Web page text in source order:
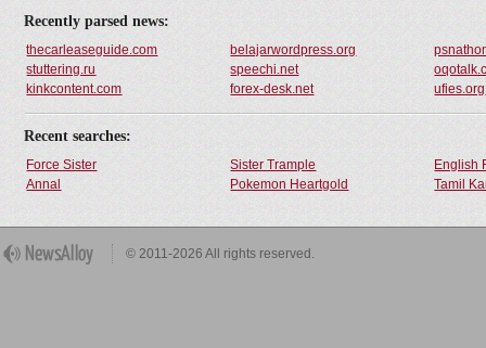
Recently parsed news:
thecarleaseguide.com belajarwordpress.org
stuttering.ru
speechi.net
kinkcontent.com
forex-desk.net ufies.org
Recent searches:
Force Sister Sister Trample
English
Annal
Pokemon Heartgold Tamil
© 2011-2026 All rights reserved.